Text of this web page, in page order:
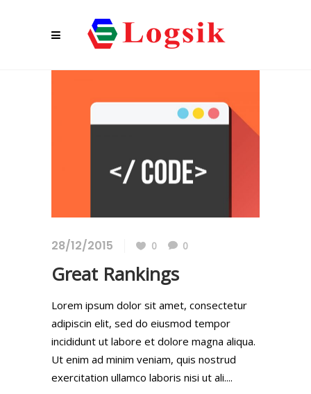
28/12/2015 0 0
Great Rankings
Lorem ipsum dolor sit amet, consectetur
adipiscin elit, sed do eiusmod tempor
incididunt ut labore et dolore magna aliqua.
Ut enim ad minim veniam, quis nostrud
exercitation ullamco laboris nisi ut ali....